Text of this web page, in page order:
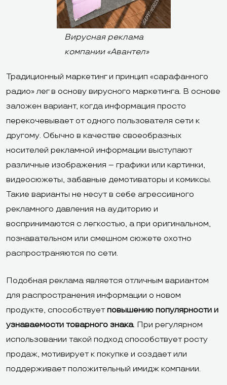
Вирусная реклама
компании «Авантел»
Традиционный маркетинг и принцип «сарафанного
радио» лег в основу вирусного маркетинга. В основе
заложен вариант, когда информация просто
перекочевывает от одного пользователя сети к
другому. Обычно в качестве своеобразных
носителей рекламной информации выступают
различные изображения – графики или картинки,
видеосюжеты, забавные демотиваторы и комиксы.
Такие варианты не несут в себе агрессивного
рекламного давления на аудиторию и
воспринимаются с легкостью, а при оригинальном,
познавательном или смешном сюжете охотно
распространяются по сети.
Подобная реклама является отличным вариантом
для распространения информации о новом
продукте, способствуетповышению популярности и
узнаваемости товарного знака. При регулярном
использовании такой подход способствует росту
продаж, мотивирует к покупке и создает или
поддерживает положительный имидж компании.